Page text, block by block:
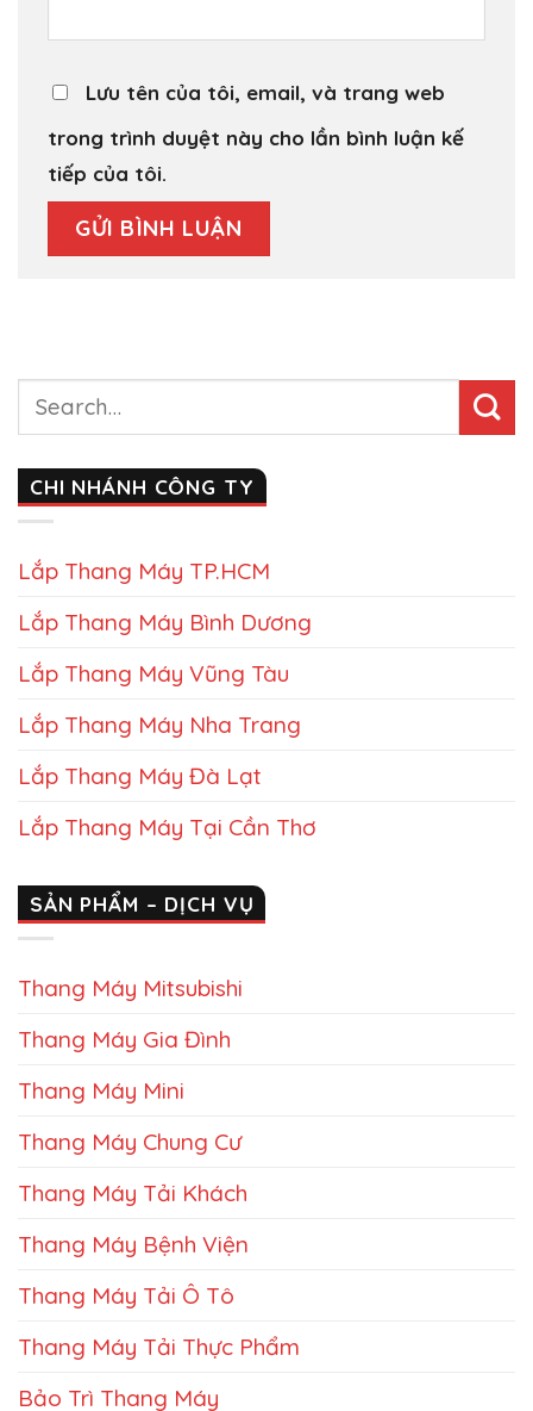
Lưu tên của tôi, email, và trang web
trong trình duyệt này cho lần bình luận kế
tiếp của tôi.
CHI NHÁNH CÔNG TY
Lắp Thang Máy TP.HCM
Lắp Thang Máy Bình Dương
Lắp Thang Máy Vũng Tàu
Lắp Thang Máy Nha Trang
Lắp Thang Máy Đà Lạt
Lắp Thang Máy Tại Cần Thơ
SẢN PHẨM – DỊCH VỤ
Thang Máy Mitsubishi
Thang Máy Gia Đình
Thang Máy Mini
Thang Máy Chung Cư
Thang Máy Tải Khách
Thang Máy Bệnh Viện
Thang Máy Tải Ô Tô
Thang Máy Tải Thực Phẩm
Bảo Trì Thang Máy